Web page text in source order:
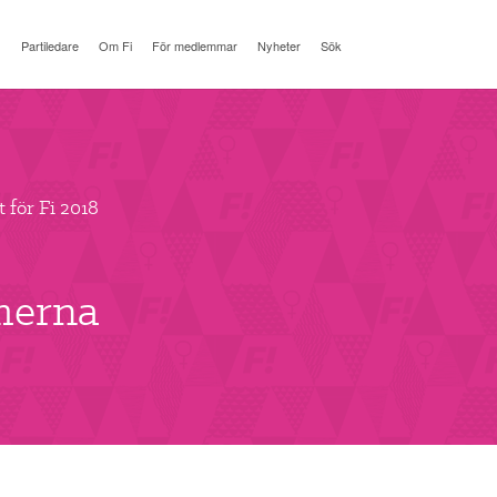
Partiledare Om Fi För medlemmar Nyheter Sök
för Fi 2018